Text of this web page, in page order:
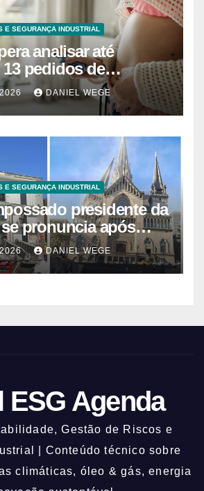
E SEGURANÇA INDUSTRIAL
analisar até
pedidos de
de GLP-1
2026 DANIEL WEGE
E SEGURANÇA INDUSTRIAL
presidente da
pronuncia após
não estão
2026 DANIEL WEGE
ESG Agenda
Gestão de Riscos e
| Conteúdo técnico sobre
climáticas, óleo & gás, energia